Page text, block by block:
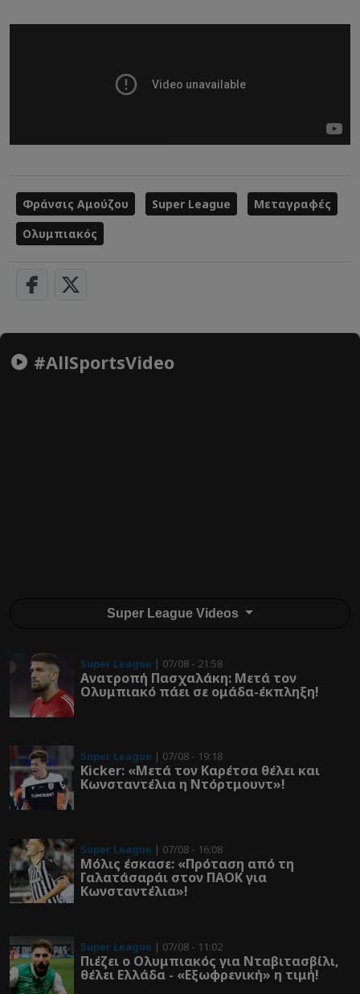
Φράνσις Αμούζου Super League
Μεταγραφές
Ολυμπιακός
#AllSportsVideo
Super League Videos
Super League | 07/08 - 21:58
Ανατροπή Πασχαλάκη: Μετά τον
Ολυμπιακό πάει σε ομάδα-έκπληξη!
Super League | 07/08 - 19:18
Kicker: «Μετά τον Καρέτσα θέλει και
Κωνσταντέλια η Ντόρτμουντ»!
Super League | 07/08 - 16:08
Μόλις έσκασε: «Πρόταση από τη
Γαλατάσαράι στον ΠΑΟΚ για
Κωνσταντέλια»!
Super League | 07/08 - 11:02
Πιέζει ο Ολυμπιακός για Νταβιτασβίλι,
θέλει Ελλάδα - «Εξωφρενική» η τιμή!